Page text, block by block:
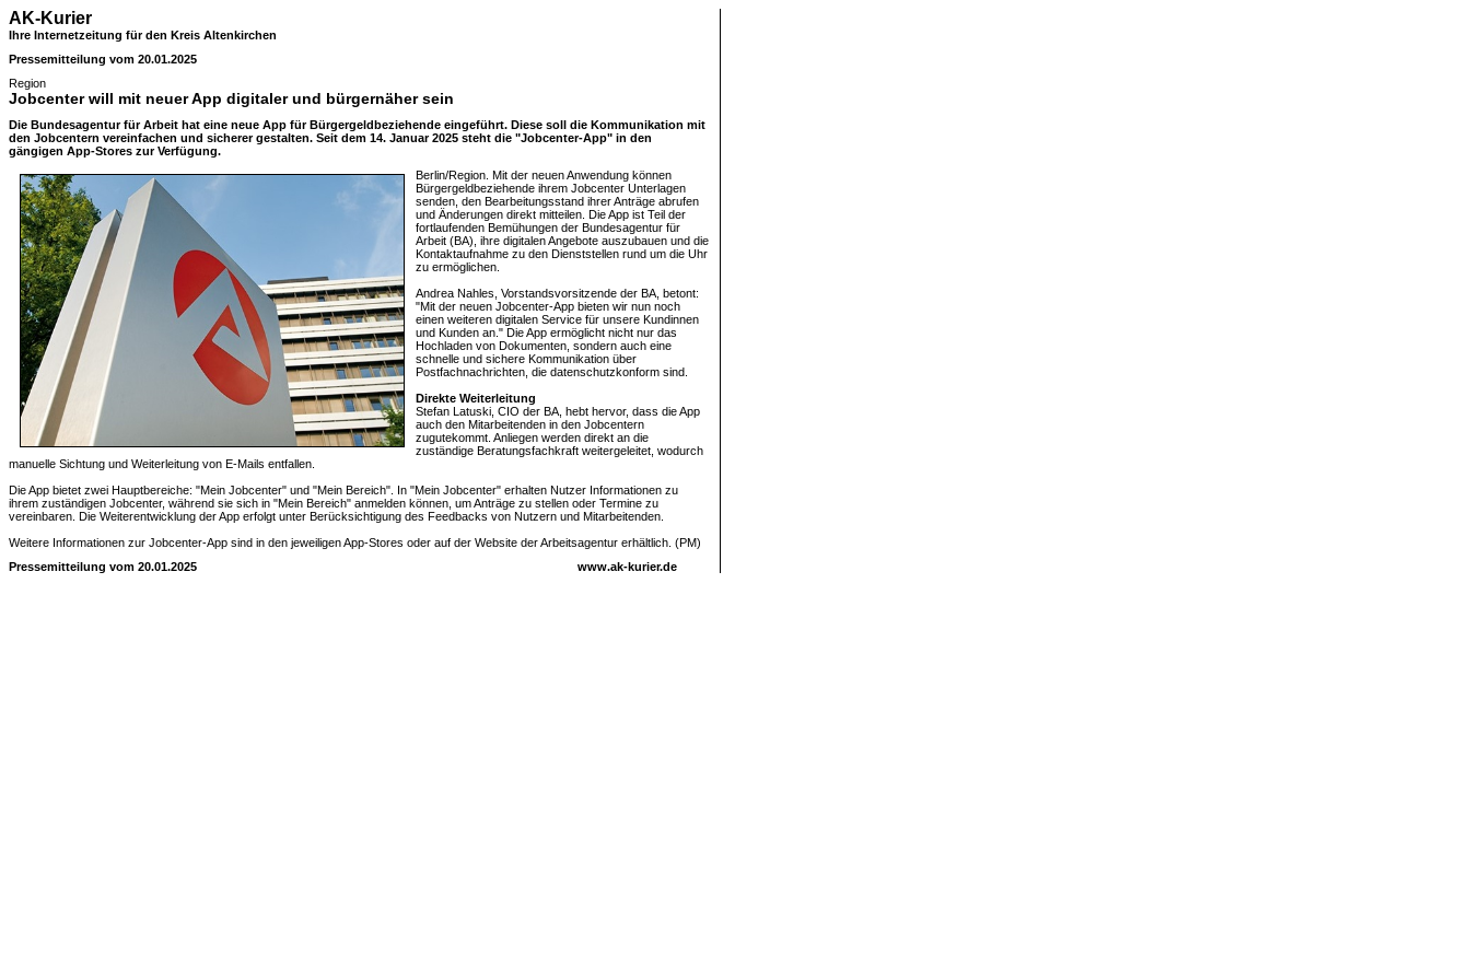
AK-Kurier
Ihre Internetzeitung für den Kreis Altenkirchen
Pressemitteilung vom 20.01.2025
Region
Jobcenter will mit neuer App digitaler und bürgernäher sein
Die Bundesagentur für Arbeit hat eine neue App für Bürgergeldbeziehende eingeführt. Diese soll die Kommunikation mit
den Jobcentern vereinfachen und sicherer gestalten. Seit dem 14. Januar 2025 steht die "Jobcenter-App" in den
gängigen App-Stores zur Verfügung.
Berlin/Region. Mit der neuen Anwendung können
Bürgergeldbeziehende ihrem Jobcenter Unterlagen
senden, den Bearbeitungsstand ihrer Anträge abrufen
und Änderungen direkt mitteilen. Die App ist Teil der
fortlaufenden Bemühungen der Bundesagentur für
Arbeit (BA), ihre digitalen Angebote auszubauen und die
Kontaktaufnahme zu den Dienststellen rund um die Uhr
zu ermöglichen.
Andrea Nahles, Vorstandsvorsitzende der BA, betont:
"Mit der neuen Jobcenter-App bieten wir nun noch
einen weiteren digitalen Service für unsere Kundinnen
und Kunden an." Die App ermöglicht nicht nur das
Hochladen von Dokumenten, sondern auch eine
schnelle und sichere Kommunikation über
Postfachnachrichten, die datenschutzkonform sind.
Direkte Weiterleitung
Stefan Latuski, CIO der BA, hebt hervor, dass die App
auch den Mitarbeitenden in den Jobcentern
zugutekommt. Anliegen werden direkt an die
zuständige Beratungsfachkraft weitergeleitet, wodurch
manuelle Sichtung und Weiterleitung von E-Mails entfallen.
Die App bietet zwei Hauptbereiche: "Mein Jobcenter" und "Mein Bereich". In "Mein Jobcenter" erhalten Nutzer Informationen zu
ihrem zuständigen Jobcenter, während sie sich in "Mein Bereich" anmelden können, um Anträge zu stellen oder Termine zu
vereinbaren. Die Weiterentwicklung der App erfolgt unter Berücksichtigung des Feedbacks von Nutzern und Mitarbeitenden.
Weitere Informationen zur Jobcenter-App sind in den jeweiligen App-Stores oder auf der Website der Arbeitsagentur erhältlich. (PM)
Pressemitteilung vom 20.01.2025
www.ak-kurier.de